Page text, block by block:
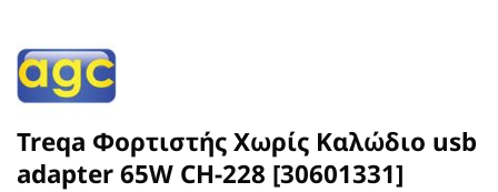
Treqa Φορτιστής Χωρίς Καλώδιο usb
adapter 65W CH-228 [30601331]